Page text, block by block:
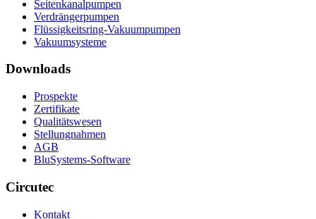
Seitenkanalpumpen
Verdrängerpumpen
Flüssigkeitsring-Vakuumpumpen
Vakuumsysteme
Downloads
Prospekte
Zertifikate
Qualitätswesen
Stellungnahmen
AGB
BluSystems-Software
Circutec
Kontakt